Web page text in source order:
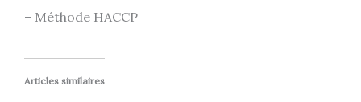
– Méthode HACCP
Articles similaires